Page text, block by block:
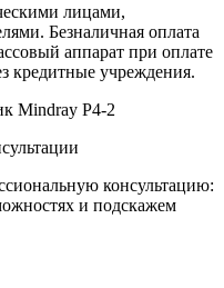
лицами,
Безналичная оплата
аппарат при оплате
кредитные учреждения.
консультацию:
и подскажем